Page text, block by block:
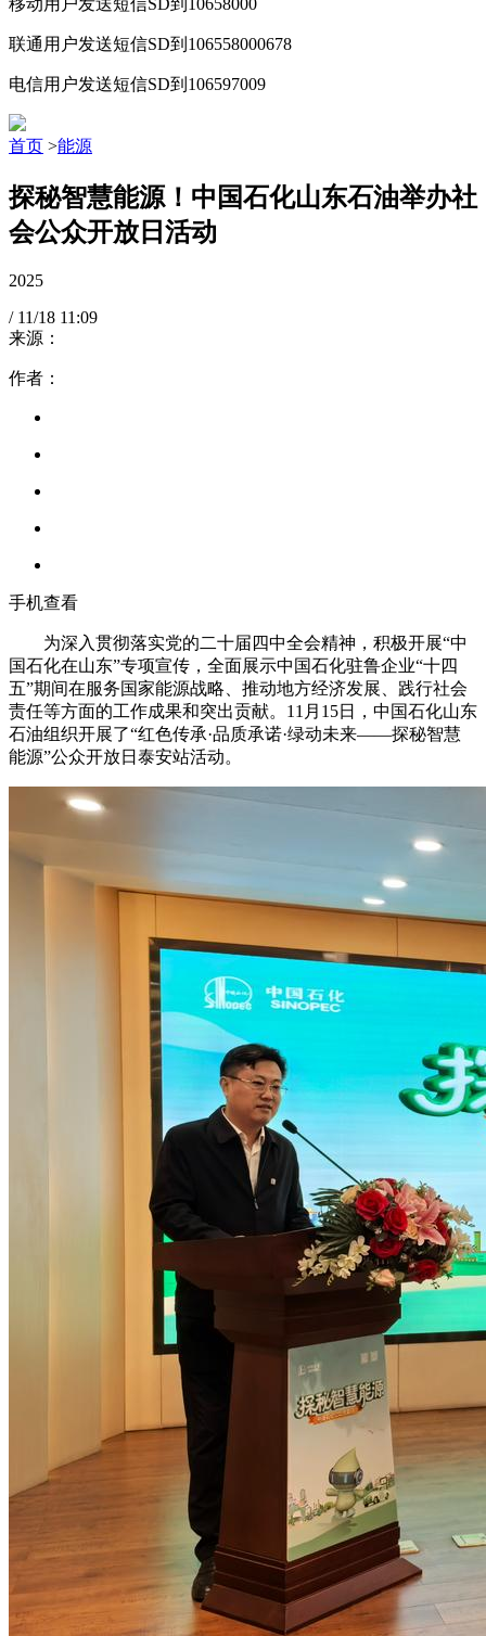
移动用户发送短信SD到10658000
联通用户发送短信SD到106558000678
电信用户发送短信SD到106597009
首页 >能源
探秘智慧能源！中国石化山东石油举办社
会公众开放日活动
2025
/ 11/18 11:09
来源：
作者：
手机查看
为深入贯彻落实党的二十届四中全会精神，积极开展“中
国石化在山东”专项宣传，全面展示中国石化驻鲁企业“十四
五”期间在服务国家能源战略、推动地方经济发展、践行社会
责任等方面的工作成果和突出贡献。11月15日，中国石化山东
石油组织开展了“红色传承·品质承诺·绿动未来——探秘智慧
能源”公众开放日泰安站活动。